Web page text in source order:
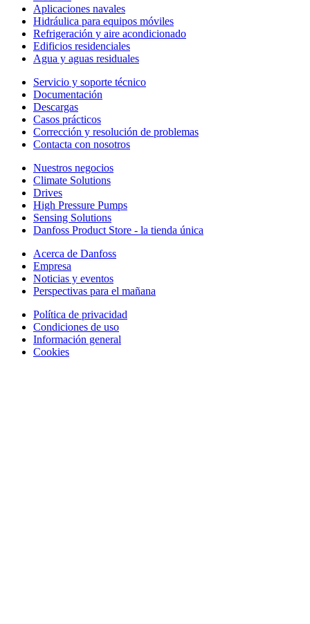
Aplicaciones navales
Hidráulica para equipos móviles
Refrigeración y aire acondicionado
Edificios residenciales
Agua y aguas residuales
Servicio y soporte técnico
Documentación
Descargas
Casos prácticos
Corrección y resolución de problemas
Contacta con nosotros
Nuestros negocios
Climate Solutions
Drives
High Pressure Pumps
Sensing Solutions
Danfoss Product Store - la tienda única
Acerca de Danfoss
Empresa
Noticias y eventos
Perspectivas para el mañana
Política de privacidad
Condiciones de uso
Información general
Cookies